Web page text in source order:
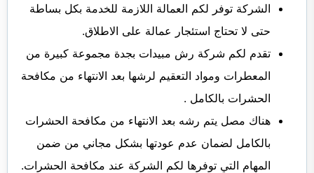
الشركة توفر لكم العمالة اللازمة للخدمة بكل بساطة
حتى لا تحتاج استئجار عمالة على الاطلاق.
تقدم لكم شركة رش مبيدات بجدة مجموعة كبيرة من
المعطرات ومواد التعقيم لرشها بعد الانتهاء من مكافحة
الحشرات بالكامل .
هناك مصل يتم رشه بعد الانتهاء من مكافحة الحشرات
بالكامل لضمان عدم عودتها بشكل مجاني من ضمن
المهام التي توفرها لكم الشركة عند مكافحة الحشرات.